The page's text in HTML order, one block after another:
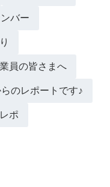
バー
員の皆さまへ
のレポートです♪
ポ